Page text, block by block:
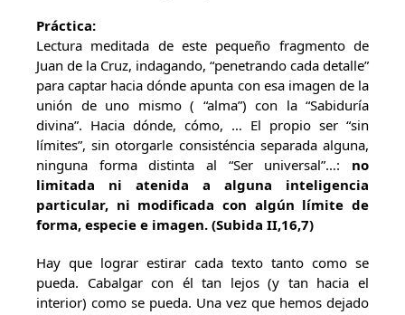
Práctica:
Lectura meditada de este pequeño fragmento de
Juan de la Cruz, indagando, “penetrando cada detalle”
para captar hacia dónde apunta con esa imagen de la
unión de uno mismo ( “alma”) con la “Sabiduría
divina”. Hacia dónde, cómo, … El propio ser “sin
límites”, sin otorgarle consisténcia separada alguna,
ninguna forma distinta al “Ser universal”…: no
limitada ni atenida a alguna inteligencia
particular, ni modificada con algún límite de
forma, especie e imagen. (Subida II,16,7)
Hay que lograr estirar cada texto tanto como se
pueda. Cabalgar con él tan lejos (y tan hacia el
interior) como se pueda. Una vez que hemos dejado